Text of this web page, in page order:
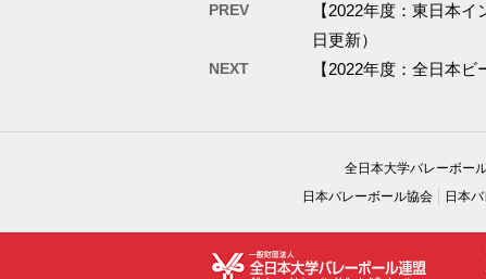
PREV
【2022年度：東日本
日更新）
NEXT 【2022年度：全日本
全日本大学バレーボー
日本バレーボール協会
日本